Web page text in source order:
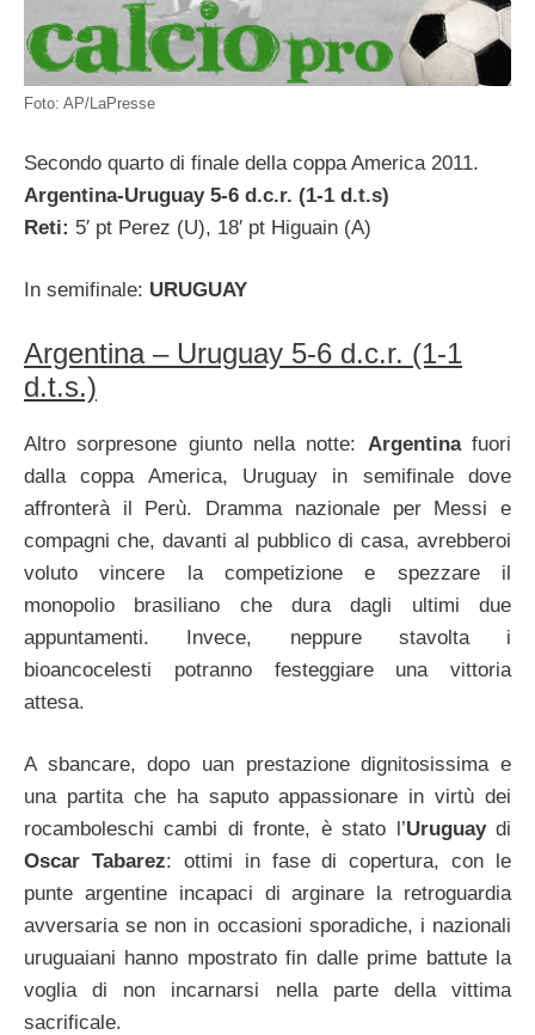
Foto: AP/LaPresse
Secondo quarto di finale della coppa America 2011.
Argentina-Uruguay 5-6 d.c.r. (1-1 d.t.s)
Reti: 5′ pt Perez (U), 18′ pt Higuain (A)
In semifinale: URUGUAY
Argentina – Uruguay 5-6 d.c.r. (1-1
d.t.s.)
Altro sorpresone giunto nella notte: Argentinafuori
dalla coppa America, Uruguay in semifinale dove
affronterà il Perù. Dramma nazionale per Messi e
compagni che, davanti al pubblico di casa, avrebberoi
voluto vincere la competizione e spezzare il
monopolio brasiliano che dura dagli ultimi due
appuntamenti. Invece, neppure stavolta i
bioancocelesti potranno festeggiare una vittoria
attesa.
A sbancare, dopo uan prestazione dignitosissima e
una partita che ha saputo appassionare in virtù dei
rocamboleschi cambi di fronte, è stato l’Uruguaydi
Oscar Tabarez: ottimi in fase di copertura, con le
punte argentine incapaci di arginare la retroguardia
avversaria se non in occasioni sporadiche, i nazionali
uruguaiani hanno mpostrato fin dalle prime battute la
voglia di non incarnarsi nella parte della vittima
sacrificale.